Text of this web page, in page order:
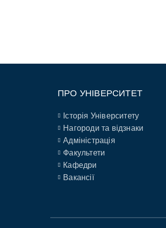
ПРО УНІВЕРСИТЕТ
Історія Університету
Нагороди та відзнаки
Адміністрація
Факультети
Кафедри
Вакансії